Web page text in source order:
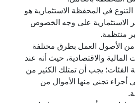
في المحفظة الاستثمارية هو
الاستثمارية على وجه الخصوص
منتظمة.
من الأصول العمل بطرق مختلفة
المالية والاقتصادية، حيث أنه عند
الفئات؛ يجب أن تمتلك الكثير من
تجني منها الأموال من